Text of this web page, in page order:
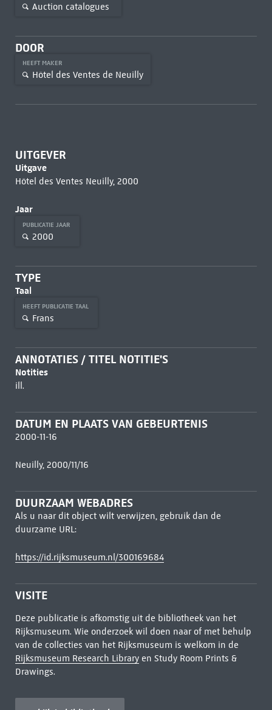
Auction catalogues
DOOR
HEEFT MAKER
Hôtel des Ventes de Neuilly
UITGEVER
Uitgave
Hôtel des Ventes Neuilly, 2000
Jaar
PUBLICATIE JAAR
2000
TYPE
Taal
HEEFT PUBLICATIE TAAL
Frans
ANNOTATIES / TITEL NOTITIE'S
Notities
ill.
DATUM EN PLAATS VAN GEBEURTENIS
2000-11-16
Neuilly, 2000/11/16
DUURZAAM WEBADRES
Als u naar dit object wilt verwijzen, gebruik dan de
duurzame URL:
https://id.rijksmuseum.nl/300169684
VISITE
Deze publicatie is afkomstig uit de bibliotheek van het
Rijksmuseum. Wie onderzoek wil doen naar of met behulp
van de collecties van het Rijksmuseum is welkom in de
Rijksmuseum Research Libraryen Study Room Prints &
Drawings.